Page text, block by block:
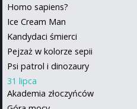
Homo sapiens?
Ice Cream Man
Kandydaci śmierci
Pejzaż w kolorze sepii
Psi patrol i dinozaury
31 lipca
Akademia złoczyńców